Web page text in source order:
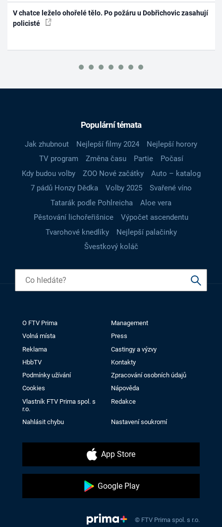
V chatce leželo ohořelé tělo. Po požáru u Dobřichovic zasahují
policisté
Populární témata
Jak zhubnout Nejlepší filmy 2024
Nejlepší horory
TV program
Změna času Partie
Počasí
Kdy budou volby
ZOO Nové začátky
Auto – katalog
7 pádů Honzy Dědka
Volby 2025
Svařené víno
Tatarák podle Pohlreicha
Aloe vera
Pěstování lichořeřišnice
Výpočet ascendentu
Tvarohové knedlíky
Nejlepší palačinky
Švestkový koláč
O FTV Prima
Management
Volná místa
Press
Reklama
Castingy a výzvy
HbbTV
Kontakty
Podmínky užívání
Zpracování osobních údajů
Cookies
Nápověda
Vlastník FTV Prima spol. s
r.o.
Redakce
Nahlásit chybu Nastavení soukromí
App Store
Google Play
© FTV Prima spol. s r.o.